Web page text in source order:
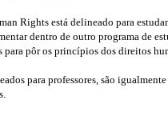
Rights está delineado para
dentro de outro programa de
pôr os princípios dos direitos
para professores, são